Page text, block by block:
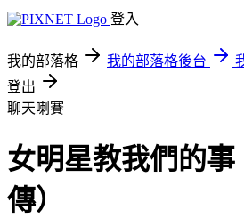
登入
我的部落格 我的部落格後台
登出
聊天喇賽
女明星教我們的事
傳）